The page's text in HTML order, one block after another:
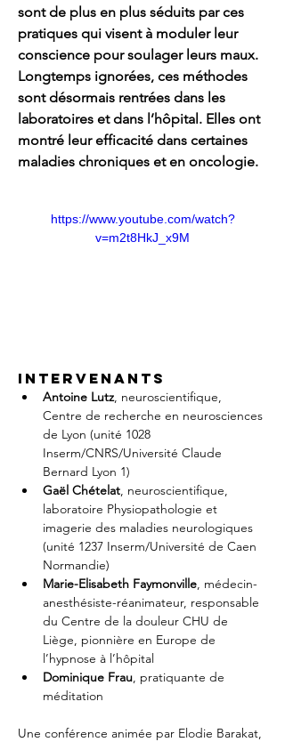
sont de plus en plus séduits par ces
pratiques qui visent à moduler leur
conscience pour soulager leurs maux.
Longtemps ignorées, ces méthodes
sont désormais rentrées dans les
laboratoires et dans l’hôpital. Elles ont
montré leur efficacité dans certaines
maladies chroniques et en oncologie.
https://www.youtube.com/watch?
v=m2t8HkJ_x9M
Intervenants
Antoine Lutz , neuroscientifique,
Centre de recherche en neurosciences
de Lyon (unité 1028
Inserm/CNRS/Université Claude
Bernard Lyon 1)
Gaël Chételat , neuroscientifique,
laboratoire Physiopathologie et
imagerie des maladies neurologiques
(unité 1237 Inserm/Université de Caen
Normandie)
Marie-Elisabeth Faymonville , médecin-
anesthésiste-réanimateur, responsable
du Centre de la douleur CHU de
Liège, pionnière en Europe de
l’hypnose à l’hôpital
Dominique Frau , pratiquante de
méditation
Une conférence animée par Elodie Barakat,